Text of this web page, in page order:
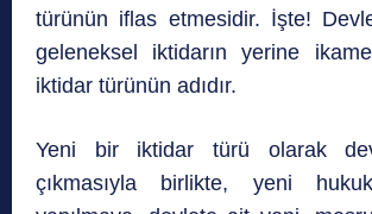
türünün iflas etmesidir. İşte!
geleneksel iktidarın yerine
iktidar türünün adıdır.
Yeni bir iktidar türü olarak
çıkmasıyla birlikte, yeni